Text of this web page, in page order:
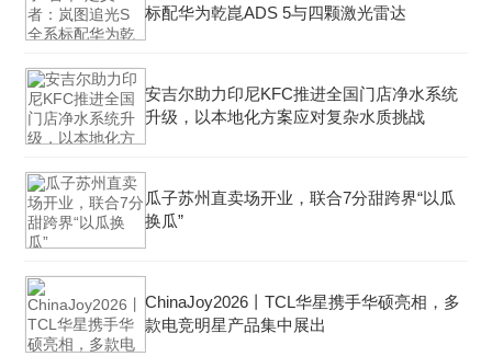
标配华为乾崑ADS 5与四颗激光雷达
安吉尔助力印尼KFC推进全国门店净水系统
升级，以本地化方案应对复杂水质挑战
瓜子苏州直卖场开业，联合7分甜跨界“以瓜
换瓜”
ChinaJoy2026丨TCL华星携手华硕亮相，多
款电竞明星产品集中展出